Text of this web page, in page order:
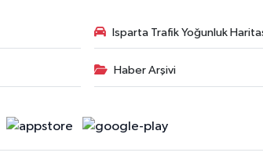
Isparta Trafik Yoğunluk
Haber Arşivi